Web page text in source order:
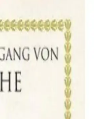
etkileyici polisiye ve
yüksek kaliteli kağıt ve
Aromalı
Ürünü
ve nemlendirici yapısıyla
ve kaygan dokusuyla